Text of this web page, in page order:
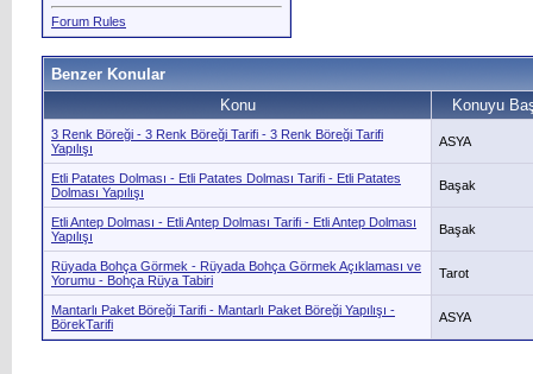
Forum Rules
Benzer Konular
Konu
Konuyu
3 Renk Böreği - 3 Renk Böreği Tarifi - 3 Renk Böreği Tarifi
Yapılışı
ASYA
Etli Patates Dolması - Etli Patates Dolması Tarifi - Etli Patates
Dolması Yapılışı
Başak
Etli Antep Dolması - Etli Antep Dolması Tarifi - Etli Antep Dolması
Yapılışı
Başak
Rüyada Bohça Görmek - Rüyada Bohça Görmek Açıklaması ve
Yorumu - Bohça Rüya Tabiri
Tarot
Mantarlı Paket Böreği Tarifi - Mantarlı Paket Böreği Yapılışı -
BörekTarifi
ASYA